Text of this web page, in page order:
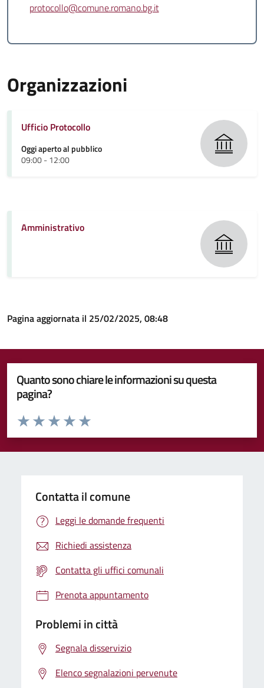
protocollo@comune.romano.bg.it
Organizzazioni
Ufficio Protocollo
Oggi aperto al pubblico
09:00 - 12:00
Amministrativo
Pagina aggiornata il 25/02/2025, 08:48
Quanto sono chiare le informazioni su questa
pagina?
Valuta da 1 a 5 stelle la pagina
Valuta 5 stelle su 5
Valuta 4 stelle su 5
Valuta 3 stelle su 5
Valuta 2 stelle su 5
Valuta 1 stelle su 5
Contatta il comune
Leggi le domande frequenti
Richiedi assistenza
Contatta gli uffici comunali
Prenota appuntamento
Problemi in città
Segnala disservizio
Elenco segnalazioni pervenute